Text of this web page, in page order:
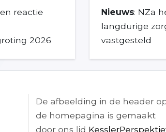
reactie
2026
Nieuws: NZa
langdurige
vastgesteld
De afbeelding in de header
de homepagina is gemaakt
door ons lid